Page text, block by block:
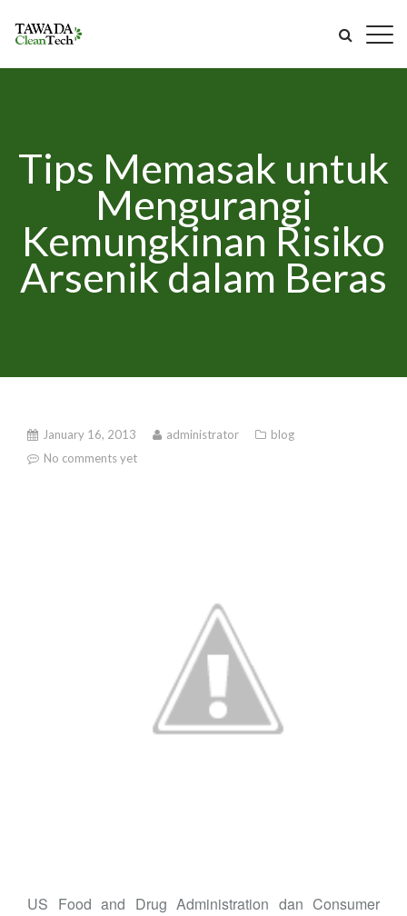
Tips Memasak untuk
Mengurangi
Kemungkinan Risiko
Arsenik dalam Beras
January 16, 2013 administrator
blog
No comments yet
US Food and Drug Administration dan Consumer